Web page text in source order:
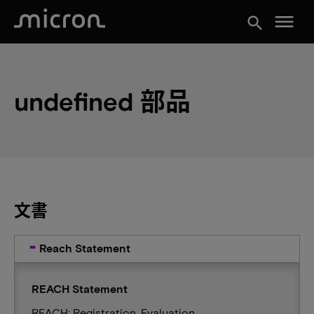
search menu
undefined 部品
文書
Reach Statement
REACH Statement